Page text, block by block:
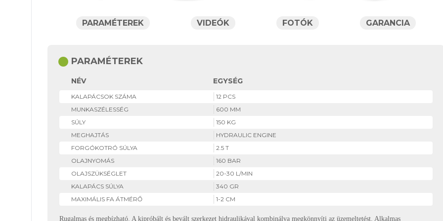
PARAMÉTEREK VIDEÓK FOTÓK GARANCIA
circle PARAMÉTEREK
NÉV EGYSÉG
KALAPÁCSOK SZÁMA
12 PCS
MUNKASZÉLESSÉG
600 MM
SÚLY
150 KG
MEGHAJTÁS
HYDRAULIC ENGINE
FORGÓKOTRÓ SÚLYA
2.5 T
OLAJNYOMÁS
160 BAR
OLAJSZÜKSÉGLET
20-30 L/MIN
KALAPÁCS SÚLYA
340 GR
MAXIMÁLIS FA ÁTMÉRŐ
1-2 CM
Rugalmas és megbízható. A kipróbált és bevált szerkezet hidraulikával kombinálva megkönnyíti az üzemeltetést. Alkalmas